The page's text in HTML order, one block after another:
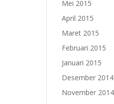
Mei 2015
April 2015
Maret 2015
Februari 2015
Januari 2015
Desember 2014
November 2014